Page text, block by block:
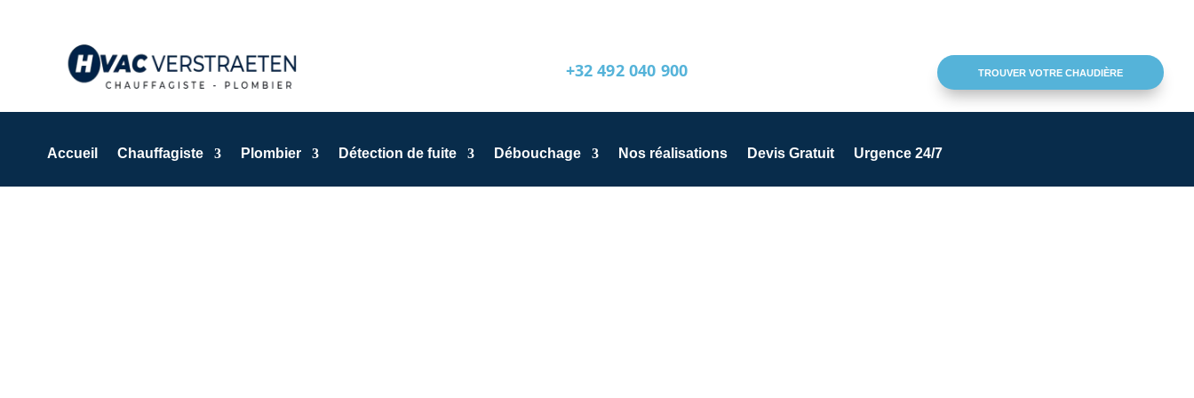
+32 492 040 900 TROUVER VOTRE CHAUDIÈRE
Accueil Chauffagiste Plombier Détection de fuite Débouchage Nos réalisations Devis Gratuit Urgence 24/7